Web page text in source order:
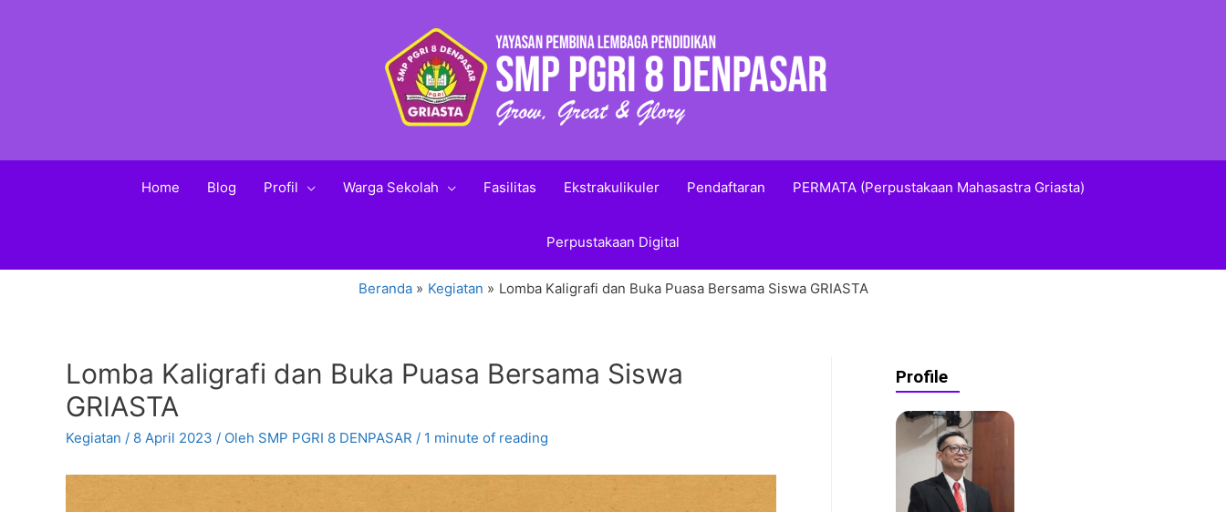
Home Blog Profil Warga Sekolah Fasilitas Ekstrakulikuler Pendaftaran PERMATA (Perpustakaan Mahasastra Griasta)
Perpustakaan Digital
Beranda Kegiatan Lomba Kaligrafi dan Buka Puasa Bersama Siswa GRIASTA
Lomba Kaligrafi dan Buka Puasa Bersama Siswa
GRIASTA
Kegiatan / 8 April 2023 / Oleh SMP PGRI 8 DENPASAR / 1 minute of reading
Profile